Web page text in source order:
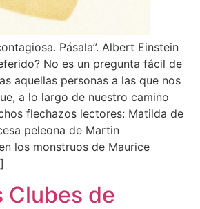
Pásala”. Albert Einstein
No es un pregunta fácil de
aquellas personas a las que nos
a lo largo de nuestro camino
flechazos lectores: Matilda de
peleona de Martin
los monstruos de Maurice
Clubes de